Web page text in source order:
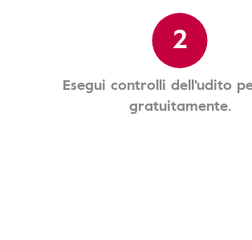
2
Esegui controlli dell'udito
gratuitamente.